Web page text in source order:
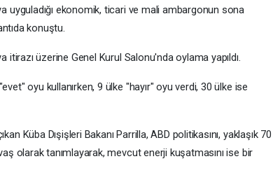
uyguladığı ekonomik, ticari ve mali ambargonun sona
konuştu.
itirazı üzerine Genel Kurul Salonu'nda oylama yapıldı.
oyu kullanırken, 9 ülke "hayır" oyu verdi, 30 ülke ise
Küba Dışişleri Bakanı Parrilla, ABD politikasını, yaklaşık 70
olarak tanımlayarak, mevcut enerji kuşatmasını ise bir